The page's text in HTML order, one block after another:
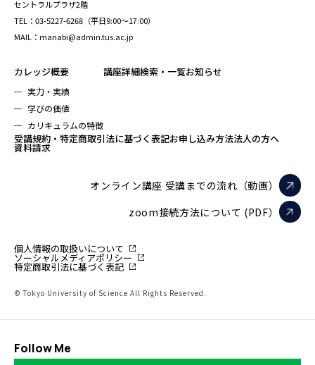
セントラルプラザ2階
TEL：03-5227-6268（平日9:00～17:00）
MAIL：manabi@admin.tus.ac.jp
カレッジ概要
実力・実績
学びの価値
カリキュラムの特徴
講座詳細検索・一覧お知らせ
受講規約・特定商取引法に基づく表記お申し込み方法法人の方へ
資料請求
オンライン講座 受講までの流れ（動画）
zoom接続方法について (PDF）
個人情報の取扱いについて
ソーシャルメディアポリシー
特定商取引法に基づく表記
© Tokyo University of Science All Rights Reserved.
Follow Me